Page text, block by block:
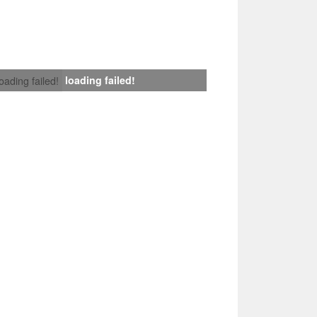
failed! loading failed!